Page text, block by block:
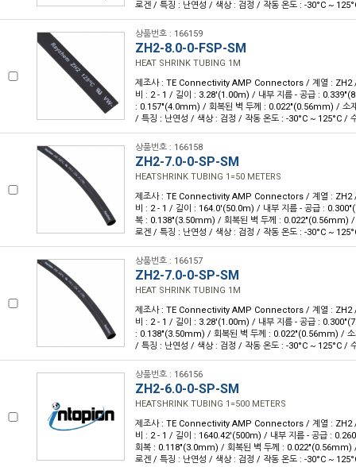
로겐 / 특징 : 난연성 / 색상 : 검정 / 작동 온도 : -30°C ~
상품번호 : 166159
ZH2-8.0-0-FSP-SM
HEAT SHRINK TUBING 1M
제조사 : TE Connectivity AMP Connectors / 계열 : ZH2
비 : 2 - 1 / 길이 : 3.28'(1.00m) / 내부 지름 - 공급 :
: 0.157"(4.0mm) / 회복된 벽 두께 : 0.022"(0.56mm) / 소
/ 특징 : 난연성 / 색상 : 검정 / 작동 온도 : -30°C ~ 125°C /
상품번호 : 166158
ZH2-7.0-0-SP-SM
HEATSHRINK TUBING 1=50 METERS
제조사 : TE Connectivity AMP Connectors / 계열 : ZH2
비 : 2 - 1 / 길이 : 164.0'(50.0m) / 내부 지름 - 공급 :
복 : 0.138"(3.50mm) / 회복된 벽 두께 : 0.022"(0.56mm) /
로겐 / 특징 : 난연성 / 색상 : 검정 / 작동 온도 : -30°C ~
상품번호 : 166157
ZH2-7.0-0-SP-SM
HEAT SHRINK TUBING 1M
제조사 : TE Connectivity AMP Connectors / 계열 : ZH2
비 : 2 - 1 / 길이 : 3.28'(1.00m) / 내부 지름 - 공급 :
: 0.138"(3.50mm) / 회복된 벽 두께 : 0.022"(0.56mm) / 소
/ 특징 : 난연성 / 색상 : 검정 / 작동 온도 : -30°C ~ 125°C /
상품번호 : 166156
ZH2-6.0-0-SP-SM
HEATSHRINK TUBING 1=500 METERS
제조사 : TE Connectivity AMP Connectors / 계열 : ZH2
비 : 2 - 1 / 길이 : 1640.42'(500m) / 내부 지름 - 공급 :
회복 : 0.118"(3.0mm) / 회복된 벽 두께 : 0.022"(0.56mm)
로겐 / 특징 : 난연성 / 색상 : 검정 / 작동 온도 : -30°C ~